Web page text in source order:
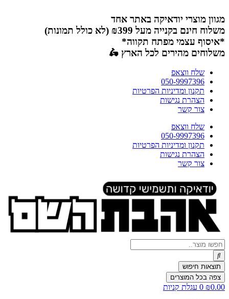
לתוכן
מגוון מוצרי יודאיקה באתר אחד
משלוח חינם בקנייה מעל ₪399 (לא כולל תמונות)
*איסוף עצמי מפתח תקווה*
משלוחים מהירים לכל הארץ 🛵
שלח ווצאפ
050-9997396
תקנון ומדיניות הפרטיות
הצהרת נגישות
צור קשר
שלח ווצאפ
050-9997396
תקנון ומדיניות הפרטיות
הצהרת נגישות
צור קשר
Search
...
תוצאות חיפוש
צפה בכל המוצרים
₪0.00
0 עגלת קניות